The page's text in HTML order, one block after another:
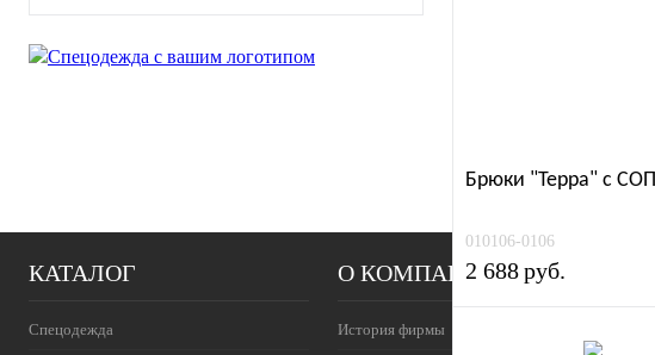
Брюки "Терра" с
010106-0106
2 688руб.
КАТАЛОГ
Спецодежда
О КОМПАНИИ
История фирмы